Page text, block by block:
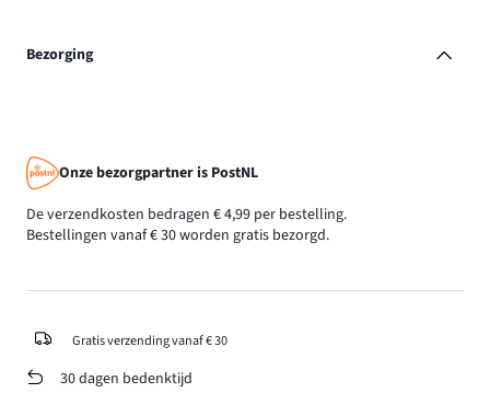
Bezorging
Onze bezorgpartner is PostNL
De verzendkosten bedragen € 4,99 per bestelling.
Bestellingen vanaf € 30 worden gratis bezorgd.
Gratis verzending vanaf € 30
30 dagen bedenktijd